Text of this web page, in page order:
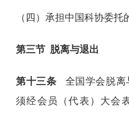
（四）承担中国科协委托
第三节 脱离与退出
第十三条 全国学会脱离
须经会员（代表）大会